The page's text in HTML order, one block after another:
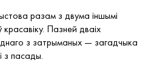
разам з двума іншымі
Пазней дваіх
з затрыманых — загадчыка
з пасады.